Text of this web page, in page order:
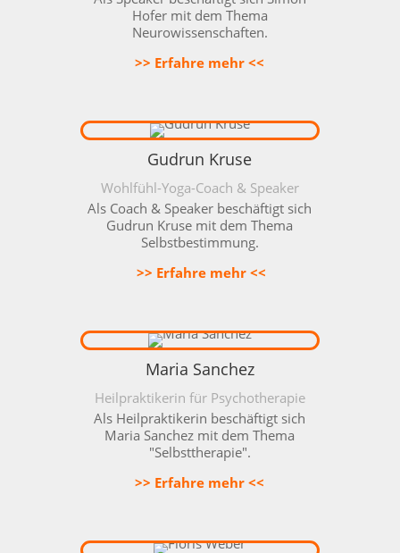
Hofer mit dem Thema
Neurowissenschaften.
>> Erfahre mehr <<
Gudrun Kruse
Wohlfühl-Yoga-Coach & Speaker
Als Coach & Speaker beschäftigt sich
Gudrun Kruse mit dem Thema
Selbstbestimmung.
>> Erfahre mehr <<
Maria Sanchez
Heilpraktikerin für Psychotherapie
Als Heilpraktikerin beschäftigt sich
Maria Sanchez mit dem Thema
"Selbsttherapie".
>> Erfahre mehr <<